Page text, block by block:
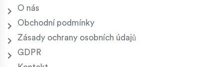
O nás
Obchodní podmínky
Zásady ochrany osobních údajů
GDPR